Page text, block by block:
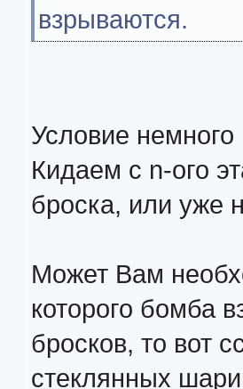
взрываются.
Условие
Кидаем с n-ого
броска, или уже
Может Вам
которого бомба
бросков, то вот
стеклянных